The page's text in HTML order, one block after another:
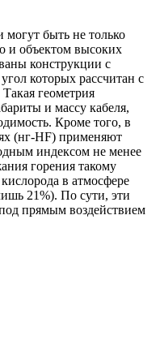
могут быть не только
и объектом высоких
конструкции с
которых рассчитан с
геометрия
и массу кабеля,
Кроме того, в
(нг-HF) применяют
индексом не менее
горения такому
в атмосфере
21%). По сути, эти
прямым воздействием